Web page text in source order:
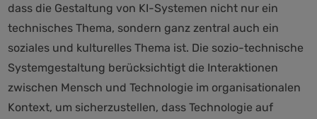
dass die Gestaltung von KI-Systemen nicht nur ein
technisches Thema, sondern ganz zentral auch ein
soziales und kulturelles Thema ist. Die sozio-technische
Systemgestaltung berücksichtigt die Interaktionen
zwischen Mensch und Technologie im organisationalen
Kontext, um sicherzustellen, dass Technologie auf